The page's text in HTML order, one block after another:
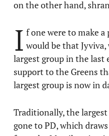
on the other hand,
I f one were to make
would be that
largest group in the last
support to the Greens
largest group is now in
Traditionally, the
gone to PD, which